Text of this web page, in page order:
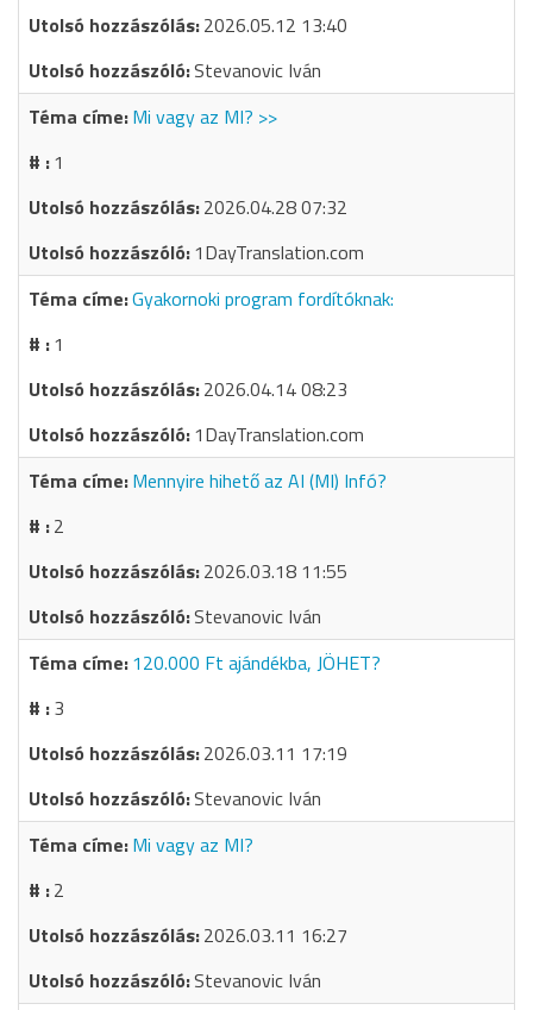
2026.05.12 13:40
Stevanovic Iván
Mi vagy az MI? >>
1
2026.04.28 07:32
1DayTranslation.com
Gyakornoki program fordítóknak:
1
2026.04.14 08:23
1DayTranslation.com
Mennyire hihető az AI (MI) Infó?
2
2026.03.18 11:55
Stevanovic Iván
120.000 Ft ajándékba, JÖHET?
3
2026.03.11 17:19
Stevanovic Iván
Mi vagy az MI?
2
2026.03.11 16:27
Stevanovic Iván